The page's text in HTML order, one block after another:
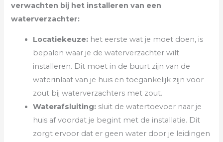
verwachten bij het installeren van een
waterverzachter:
Locatiekeuze: het eerste wat je moet doen, is
bepalen waar je de waterverzachter wilt
installeren. Dit moet in de buurt zijn van de
waterinlaat van je huis en toegankelijk zijn voor
zout bij waterverzachters met zout.
Waterafsluiting: sluit de watertoevoer naar je
huis af voordat je begint met de installatie. Dit
zorgt ervoor dat er geen water door je leidingen